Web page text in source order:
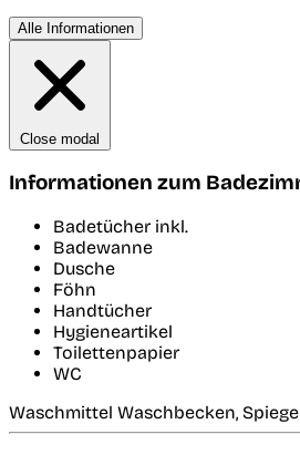
Alle Informationen
Close modal
Informationen zum
Badetücher inkl.
Badewanne
Dusche
Föhn
Handtücher
Hygieneartikel
Toilettenpapier
WC
Waschmittel Waschbecken,